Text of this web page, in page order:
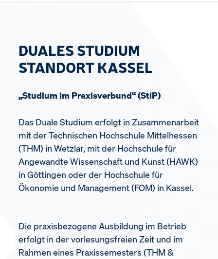
DUALES STUDIUM
STANDORT KASSEL
„Studium im Praxisverbund“ (StiP)
Das Duale Studium erfolgt in Zusammenarbeit
mit der Technischen Hochschule Mittelhessen
(THM) in Wetzlar, mit der Hochschule für
Angewandte Wissenschaft und Kunst (HAWK)
in Göttingen oder der Hochschule für
Ökonomie und Management (FOM) in Kassel.
Die praxisbezogene Ausbildung im Betrieb
erfolgt in der vorlesungsfreien Zeit und im
Rahmen eines Praxissemesters (THM &